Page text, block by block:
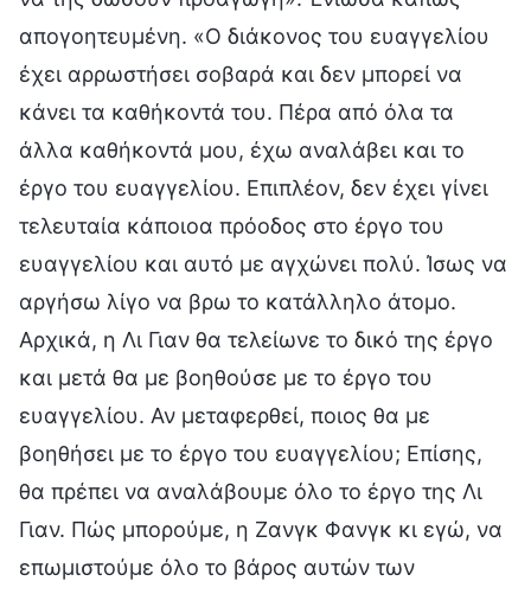
απογοητευμένη. «Ο διάκονος του ευαγγελίου
έχει αρρωστήσει σοβαρά και δεν μπορεί να
κάνει τα καθήκοντά του. Πέρα από όλα τα
άλλα καθήκοντά μου, έχω αναλάβει και το
έργο του ευαγγελίου. Επιπλέον, δεν έχει γίνει
τελευταία κάποιοα πρόοδος στο έργο του
ευαγγελίου και αυτό με αγχώνει πολύ. Ίσως να
αργήσω λίγο να βρω το κατάλληλο άτομο.
Αρχικά, η Λι Γιαν θα τελείωνε το δικό της έργο
και μετά θα με βοηθούσε με το έργο του
ευαγγελίου. Αν μεταφερθεί, ποιος θα με
βοηθήσει με το έργο του ευαγγελίου; Επίσης,
θα πρέπει να αναλάβουμε όλο το έργο της Λι
Γιαν. Πώς μπορούμε, η Ζανγκ Φανγκ κι εγώ, να
επωμιστούμε όλο το βάρος αυτών των